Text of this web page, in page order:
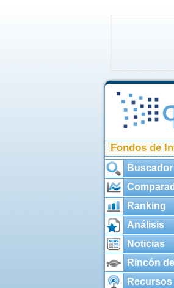
Fondos de
Buscador
Ranking
Análisis
Noticias
Rincón
Recursos